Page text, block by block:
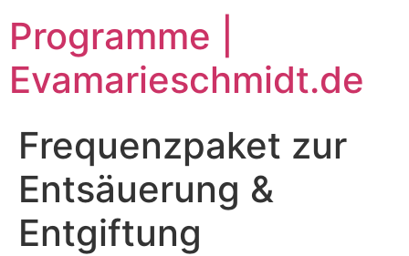
Inhalt
springen
Programme |
Evamarieschmidt.de
Frequenzpaket zur
Entsäuerung &
Entgiftung